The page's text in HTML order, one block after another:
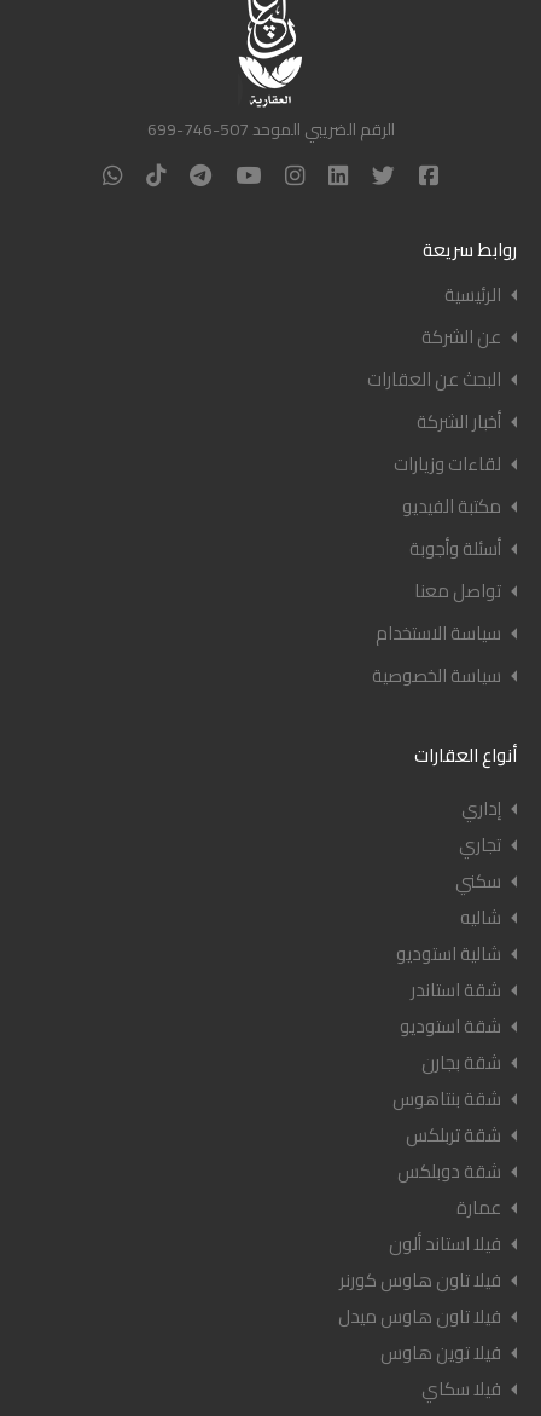
الرقم الضريبي الموحد 507-746-699
روابط سريعة
الرئيسية
عن الشركة
البحث عن العقارات
أخبار الشركة
لقاءات وزيارات
مكتبة الفيديو
أسئلة وأجوبة
تواصل معنا
سياسة الاستخدام
سياسة الخصوصية
أنواع العقارات
إداري
تجاري
سكني
شاليه
شالية استوديو
شقة استاندر
شقة استوديو
شقة بجارن
شقة بنتاهوس
شقة تربلكس
شقة دوبلكس
عمارة
فيلا استاند ألون
فيلا تاون هاوس كورنر
فيلا تاون هاوس ميدل
فيلا توين هاوس
فيلا سكاي